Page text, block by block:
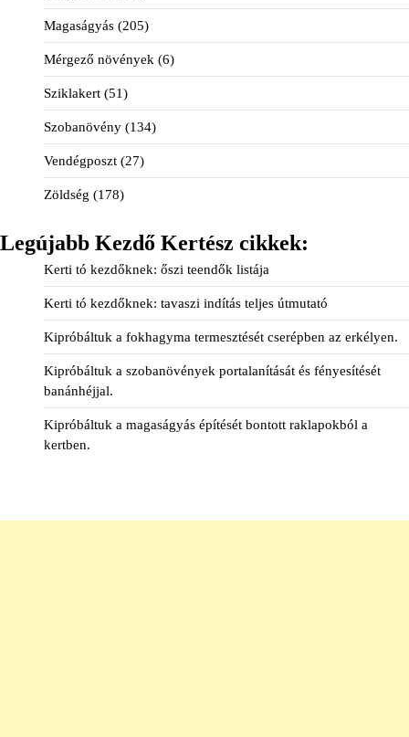
Magaságyás (205)
Mérgező növények (6)
Sziklakert (51)
Szobanövény (134)
Vendégposzt (27)
Zöldség (178)
Legújabb Kezdő Kertész cikkek:
Kerti tó kezdőknek: őszi teendők listája
Kerti tó kezdőknek: tavaszi indítás teljes útmutató
Kipróbáltuk a fokhagyma termesztését cserépben az erkélyen.
Kipróbáltuk a szobanövények portalanítását és fényesítését
banánhéjjal.
Kipróbáltuk a magaságyás építését bontott raklapokból a
kertben.